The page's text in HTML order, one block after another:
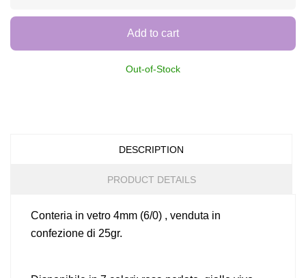
Add to cart
Out-of-Stock
DESCRIPTION
PRODUCT DETAILS
Conteria in vetro 4mm (6/0) , venduta in
confezione di 25gr.